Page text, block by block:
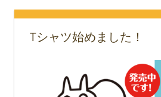
Tシャツ始めました！